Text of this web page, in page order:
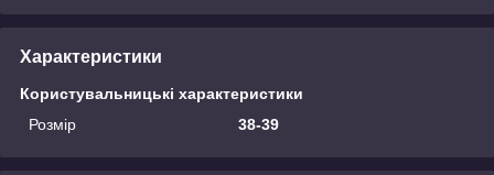
Характеристики
Користувальницькі характеристики
Розмір
38-39